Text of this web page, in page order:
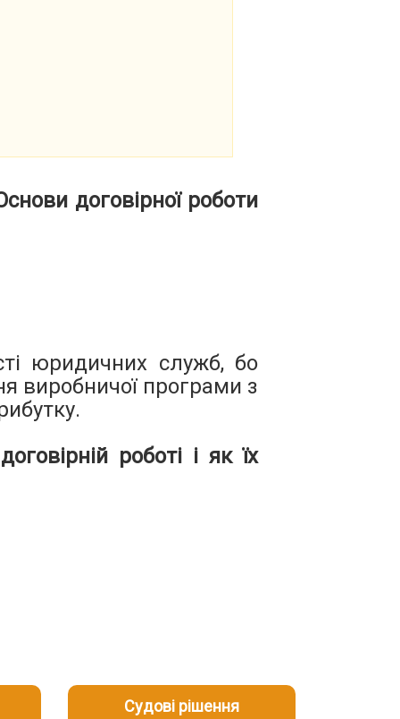
договірної роботи
юридичних служб, бо
виробничої програми з
роботі і як їх
Судові рішення